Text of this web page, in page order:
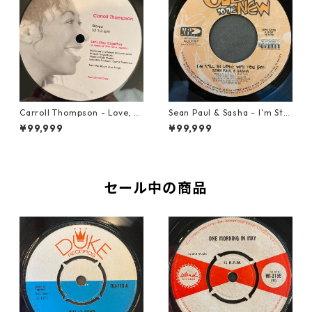
Carroll Thompson - Love, N
eed And Want You【12-2198
3】
¥99,999
Sean Paul & Sasha - I'm Still
In Love With You Boy【7-218
78】
¥99,999
セール中の商品